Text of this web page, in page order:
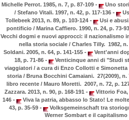
Michelle Perrot. 1985, n. 7, p. 87-109 -
Uno
/ Stefano Vitali. 1997, n. 42, p. 117-136 -
Tollebeek 2013, n. 89, p. 103-124 -
Usi e
pontificio / Marina Caffiero. 1990, n. 24, p. 73-
Vecchi dogmi e nuovi approcci: il nazionalismo
nella storia sociale / Charles Tilly. 1982,
Soldani. 2005, n. 64, p. 141-155 -
Vent'anni
18, p. 71-86 -
Venticinque anni di "Studi
viaggiatori / a cura di Enzo Collotti e Simonetta
storia / Bruna Bocchini Camaiani. 27(2009), n.
libro recente / Mauro Moretti. 2007, n. 72, p.
Zazzara. 2013, n. 90, p. 168-191 -
Vittorio Foa,
146 -
Viva la patria, abbasso lo Stato! Le
43, p. 35-59 -
Volksgemeinschaft tra
Werner Sombart e il capitalismo